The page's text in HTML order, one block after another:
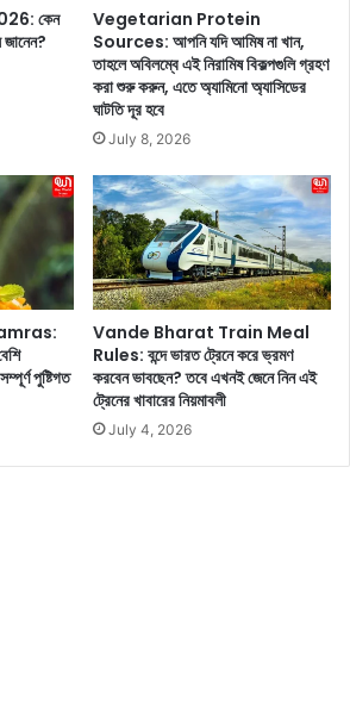
কেন
জানেন?
Vegetarian Protein
Sources: আপনি যদি আমিষ না খান,
তাহলে অবিলম্বে এই নিরামিষ বিকল্পগুলি গ্রহণ
করা শুরু করুন, এতে অ্যামিনো অ্যাসিডের
ঘাটতি দূর হবে
July 8, 2026
পুষ্টিগত
Vande Bharat Train Meal
Rules: বন্দে ভারত ট্রেনে করে ভ্রমণ
করবেন ভাবছেন? তবে এখনই জেনে নিন এই
ট্রেনের খাবারের নিয়মাবলী
July 4, 2026